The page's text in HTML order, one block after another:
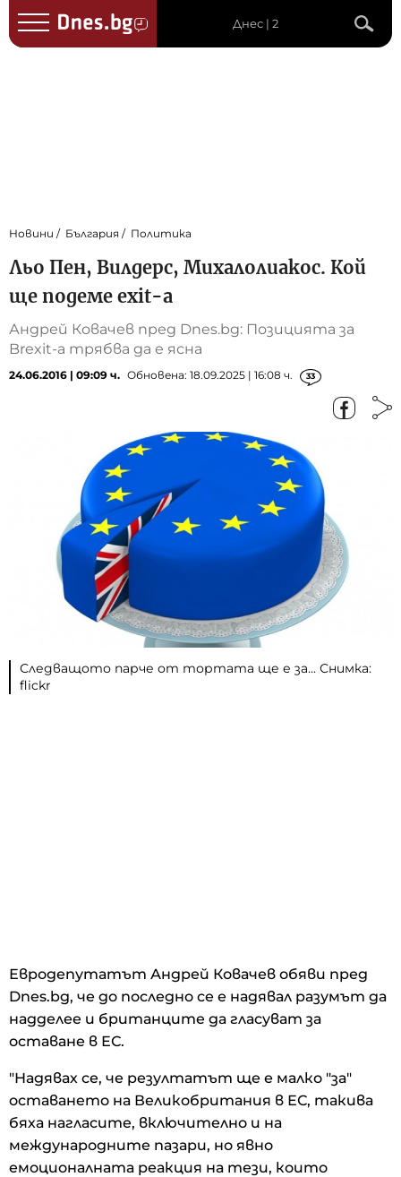
Днес | 2
Новини България Политика
Льо Пен, Вилдерс, Михалолиакос. Кой
ще подеме еxit-а
Андрей Ковачев пред Dnes.bg: Позицията за
Brexit-а трябва да е ясна
24.06.2016 | 09:09 ч. Обновена: 18.09.2025 | 16:08 ч. 33
Следващото парче от тортата ще е за... Снимка:
flickr
Евродепутатът Андрей Ковачев обяви пред
Dnes.bg, че до последно се е надявал разумът да
надделее и британците да гласуват за
оставане в ЕС.
"Надявах се, че резултатът ще е малко "за"
оставането на Великобритания в ЕС, такива
бяха нагласите, включително и на
международните пазари, но явно
емоционалната реакция на тези, които